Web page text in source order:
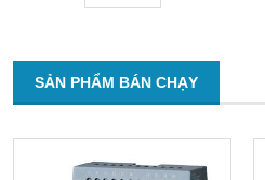
SẢN PHẨM BÁN CHẠY